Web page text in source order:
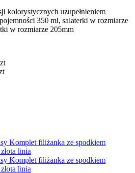
kolorystycznych uzupełnieniem
350 ml, salaterki w rozmiarze
w rozmiarze 205mm